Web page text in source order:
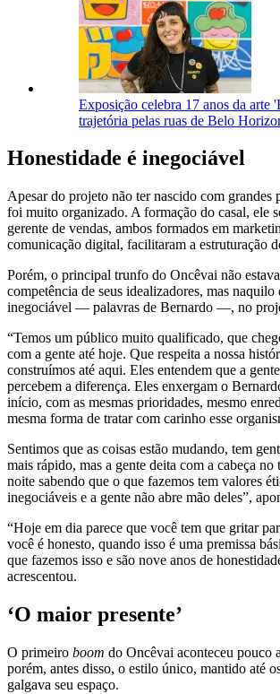
Exposição celebra 17 anos da arte
trajetória pelas ruas de Belo
Honestidade é inegociável
Apesar do projeto não ter nascido com grandes
foi muito organizado. A formação do casal, ele
gerente de vendas, ambos formados em
comunicação digital, facilitaram a estruturação
Porém, o principal trunfo do Oncêvai não
competência de seus idealizadores, mas
inegociável — palavras de Bernardo —, no
“Temos um público muito qualificado, que
com a gente até hoje. Que respeita a nossa
construímos até aqui. Eles entendem que a
percebem a diferença. Eles enxergam o
início, com as mesmas prioridades, mesmo
mesma forma de tratar com carinho esse
Sentimos que as coisas estão mudando, tem
mais rápido, mas a gente deita com a cabeça no
noite sabendo que o que fazemos tem valores
inegociáveis e a gente não abre mão deles”,
“Hoje em dia parece que você tem que gritar
você é honesto, quando isso é uma premissa
que fazemos isso e são nove anos de
acrescentou.
‘O maior presente’
O primeiro boom do Oncêvai aconteceu pouco
porém, antes disso, o estilo único, mantido até
galgava seu espaço.